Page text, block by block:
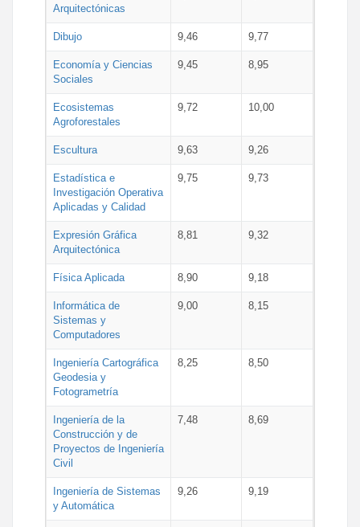
Arquitectónicas
Dibujo 9,46 9,77
Economía y Ciencias
Sociales
9,45 8,95
Ecosistemas
Agroforestales
9,72 10,00
Escultura 9,63 9,26
Estadística e
Investigación Operativa
Aplicadas y Calidad
9,75 9,73
Expresión Gráfica
Arquitectónica
8,81 9,32
Física Aplicada 8,90 9,18
Informática de
Sistemas y
Computadores
9,00 8,15
Ingeniería Cartográfica
Geodesia y
Fotogrametría
8,25 8,50
Ingeniería de la
Construcción y de
Proyectos de Ingeniería
Civil
7,48 8,69
Ingeniería de Sistemas
y Automática
9,26 9,19